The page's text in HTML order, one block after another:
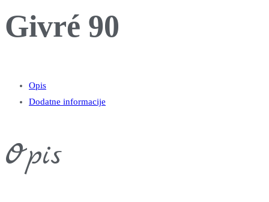
Givré 90
Opis
Dodatne informacije
Opis